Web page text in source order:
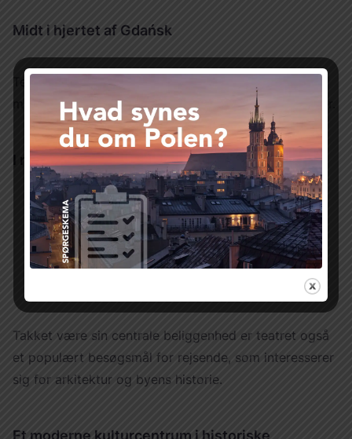
Midt i hjertet af Gdańsk
minutters gang fra byens mest kendte seværdigheder.
I nærheden finder man blandt andet:
Długi Targ– Gdańsks historiske markedsplads
Mariakirken– en af verdens største
murstenskirker
kran i Gdańsk
Takket være sin centrale beliggenhed er teatret også
et populært besøgsmål for rejsende, som interesserer
sig for arkitektur og byens historie.
Et moderne kulturcentrum i historiske